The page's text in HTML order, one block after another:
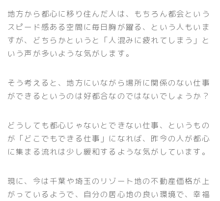
地方から都心に移り住んだ人は、もちろん都会という
スピード感ある空間に毎日胸が躍る、という人もいま
すが、どちらかというと「人混みに疲れてしまう」と
いう声が多いような気がします。
そう考えると、地方にいながら場所に関係のない仕事
ができるというのは好都合なのではないでしょうか？
どうしても都心じゃないとできない仕事、というもの
が「どこでもできる仕事」になれば、昨今の人が都心
に集まる流れは少し緩和するような気がしています。
現に、今は千葉や埼玉のリゾート地の不動産価格が上
がっているようで、自分の居心地の良い環境で、幸福